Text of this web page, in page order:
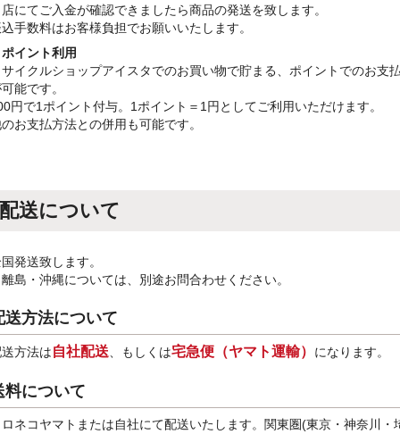
にてご入金が確認できましたら商品の発送を致します。
手数料はお客様負担でお願いいたします。
イント利用
イクルショップアイスタでのお買い物で貯まる、ポイントでのお支
能です。
円で1ポイント付与。1ポイント＝1円としてご利用いただけます。
お支払方法との併用も可能です。
配送について
発送致します。
島・沖縄については、別途お問合わせください。
送方法について
方法は自社配送、もしくは宅急便（ヤマト運輸） になります。
料について
ネコヤマトまたは自社にて配送いたします。関東圏(東京・神奈川・